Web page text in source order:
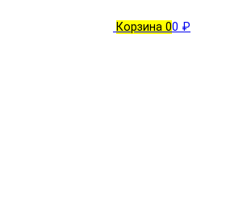
Корзина 00 ₽